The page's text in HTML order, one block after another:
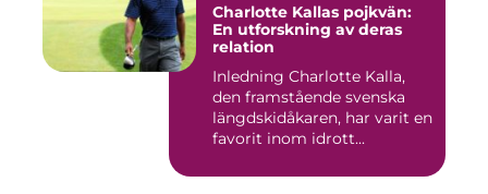
Charlotte Kallas pojkvän:
En utforskning av deras
relation
Inledning Charlotte Kalla,
den framstående svenska
längdskidåkaren, har varit en
favorit inom idrott...